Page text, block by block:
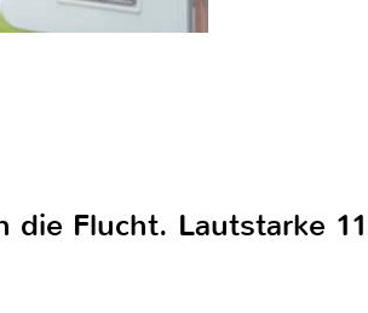
die Flucht. Lautstarke